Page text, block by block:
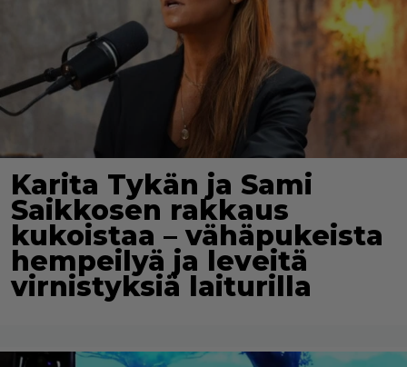
Karita Tykän ja Sami
Saikkosen rakkaus
kukoistaa – vähäpukeista
hempeilyä ja leveitä
virnistyksiä laiturilla